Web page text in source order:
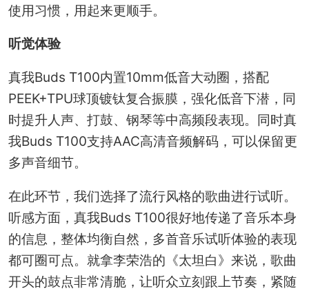
使用习惯，用起来更顺手。
听觉体验
真我Buds T100内置10mm低音大动圈，搭配
PEEK+TPU球顶镀钛复合振膜，强化低音下潜，同
时提升人声、打鼓、钢琴等中高频段表现。同时真
我Buds T100支持AAC高清音频解码，可以保留更
多声音细节。
在此环节，我们选择了流行风格的歌曲进行试听。
听感方面，真我Buds T100很好地传递了音乐本身
的信息，整体均衡自然，多首音乐试听体验的表现
都可圈可点。就拿李荣浩的《太坦白》来说，歌曲
开头的鼓点非常清脆，让听众立刻跟上节奏，紧随